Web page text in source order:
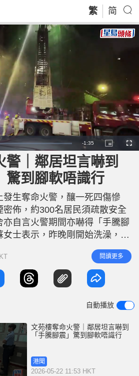
繁 简
R
e
m
n
i
e
-1:35
P
i
c
t
u
-
P
i
c
t
u
e
F
u
警｜鄰居坦言嚇到
驚到腳軟唔識行
生奪命火警，釀一死四傷慘
密佈，約300名居民須疏散安全
亦自言火警期間亦嚇得「手騰腳
士表示，昨晚剛開始洗澡，家
她被嚇到手軟腳軟，「我腳軟到
濃煙密佈，個仔即刻用濕毛巾
，匿埋喺房。」她的外傭表示當
到叫救命聲及好大煙。 蘇女士
閱讀更多
自動播放
文苑樓奪命火警｜鄰居坦言嚇到
「手騰腳震」驚到腳軟唔識行
港聞
2026-05-22 11:53 HKT